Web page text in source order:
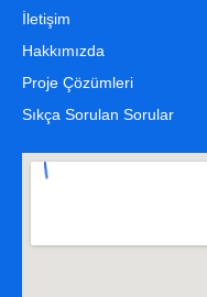
İletişim
Hakkımızda
Proje Çözümleri
Sıkça Sorulan Sorular